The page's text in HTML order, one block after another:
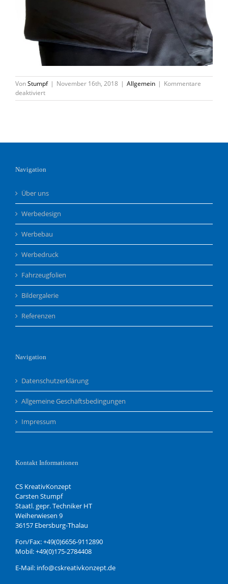
VonStumpf | November 16th, 2018 | Allgemein | Kommentare
deaktiviertfür
Wir
Navigation
Über uns
Werbedesign
Werbebau
Werbedruck
Fahrzeugfolien
Bildergalerie
Referenzen
Navigation
Datenschutzerklärung
Allgemeine Geschäftsbedingungen
Impressum
Kontakt Informationen
CS KreativKonzept
Carsten Stumpf
Staatl. gepr. Techniker HT
Weiherwiesen 9
36157 Ebersburg-Thalau
Fon/Fax: +49(0)6656-9112890
Mobil: +49(0)175-2784408
E-Mail: info@cskreativkonzept.de